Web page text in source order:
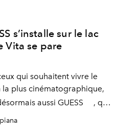
s’installe sur le lac
Vita se pare
qui souhaitent vivre le
la plus cinématographique,
aussi GUESS
, qui
hôtels, bateaux et
de style les plus